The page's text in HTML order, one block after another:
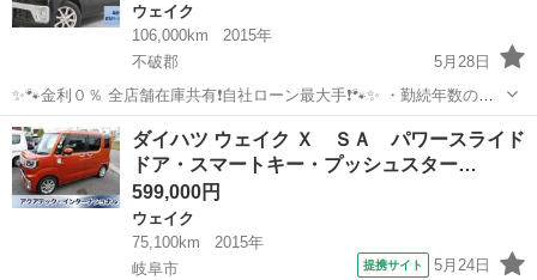
ウェイク
106,000km
2015年
不破郡
5月28日
✨🐾金利０％ 全店舗在庫共有❗️自社ローン最大手❗️🐾✨ ・勤続年数の短
い方🆗 ・パート、アルバイトの方🆗 ・派遣、自営業をされている方🆗
・専業主婦をされている方🆗 ・自己破産・任意整理のご経験のある方
🆗 ・他社でロ...
岐阜 不破郡 ウェイク オトロン
ダイハツ ウェイク Ｘ ＳＡ パワースライド
ドア・スマートキー・プッシュスター…
599,000円
ウェイク
75,100km
2015年
岐阜市
提携サイト 5月24日